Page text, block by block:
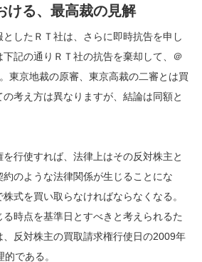
ける、最高裁の見解
したＲＴ社は、さらに即時抗告を申し
記の通りＲＴ社の抗告を棄却して、＠
東京地裁の原審、東京高裁の二審とは買
考え方は異なりますが、結論は同額と
を行使すれば、法律上はその反対株主と
のような法律関係が生じることにな
式を買い取らなければならなくなる。
時点を基準日とすべきと考えられるた
反対株主の買取請求権行使日の2009年
である。